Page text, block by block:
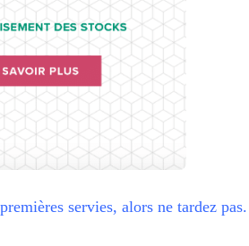
servies, alors ne tardez pas.